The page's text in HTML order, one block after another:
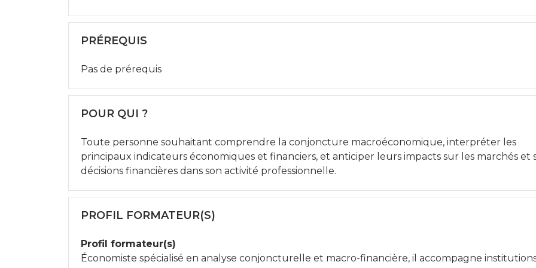
PRÉREQUIS
Pas de prérequis
POUR QUI ?
Toute personne souhaitant comprendre la conjoncture macroéconomique, interpréter les
principaux indicateurs économiques et financiers, et anticiper leurs impacts sur les marchés et
décisions financières dans son activité professionnelle.
PROFIL FORMATEUR(S)
Profil formateur(s)
Économiste spécialisé en analyse conjoncturelle et macro-financière, il accompagne